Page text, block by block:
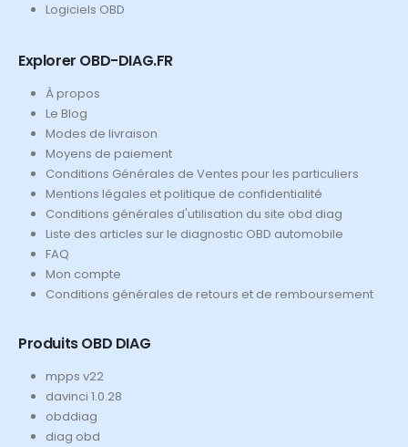
Logiciels OBD
Explorer OBD-DIAG.FR
À propos
Le Blog
Modes de livraison
Moyens de paiement
Conditions Générales de Ventes pour les particuliers
Mentions légales et politique de confidentialité
Conditions générales d'utilisation du site obd diag
Liste des articles sur le diagnostic OBD automobile
FAQ
Mon compte
Conditions générales de retours et de remboursement
Produits OBD DIAG
mpps v22
davinci 1.0.28
obddiag
diag obd